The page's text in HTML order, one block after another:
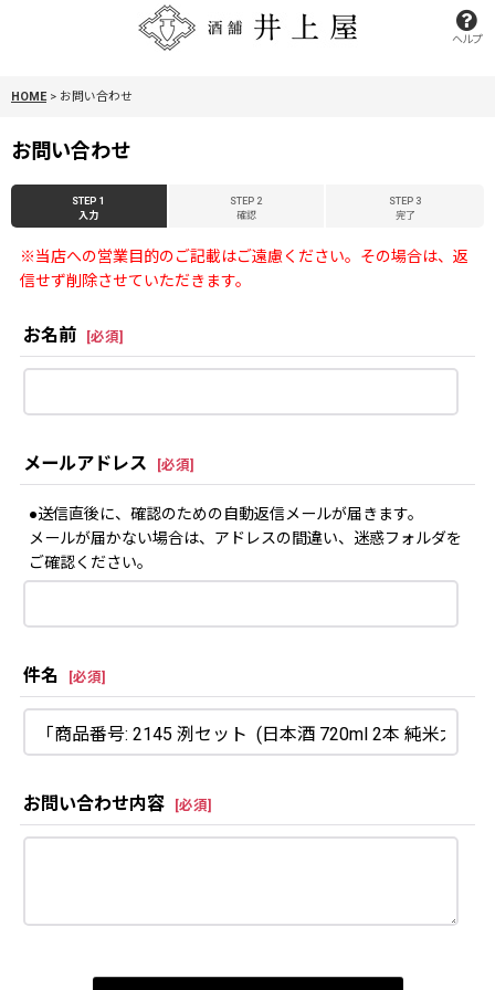
ヘルプ
HOME > お問い合わせ
お問い合わせ
STEP 1
入力
STEP 2
確認
STEP 3
完了
※当店への営業目的のご記載はご遠慮ください。その場合は、返
信せず削除させていただきます。
お名前 [必須]
メールアドレス [必須]
●送信直後に、確認のための自動返信メールが届きます。
メールが届かない場合は、アドレスの間違い、迷惑フォルダを
ご確認ください。
件名 [必須]
お問い合わせ内容 [必須]